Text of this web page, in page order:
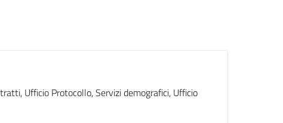
Ufficio Protocollo, Servizi demografici, Ufficio